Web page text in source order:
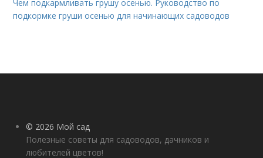
Чем подкармливать грушу осенью. Руководство по
подкормке груши осенью для начинающих садоводов
© 2026 Мой сад
Полезные советы для садоводов, дачников и
любителей цветов!